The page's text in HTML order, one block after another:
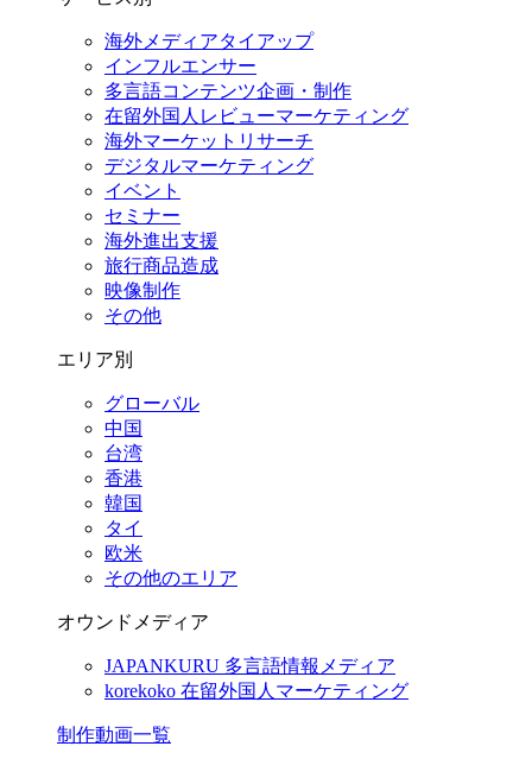
海外メディアタイアップ
インフルエンサー
多言語コンテンツ企画・制作
在留外国⼈レビューマーケティング
海外マーケットリサーチ
デジタルマーケティング
イベント
セミナー
海外進出支援
旅行商品造成
映像制作
その他
エリア別
グローバル
中国
台湾
香港
韓国
タイ
欧米
その他のエリア
オウンドメディア
JAPANKURU 多言語情報メディア
korekoko 在留外国人マーケティング
制作動画一覧